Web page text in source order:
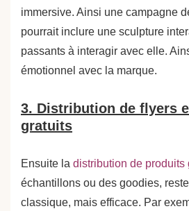
immersive. Ainsi une campagne
pourrait inclure une sculpture
passants à interagir avec elle.
émotionnel avec la marque.
3. Distribution de flyers
gratuits
Ensuite la distribution de produits
échantillons ou des goodies,
classique, mais efficace. Par